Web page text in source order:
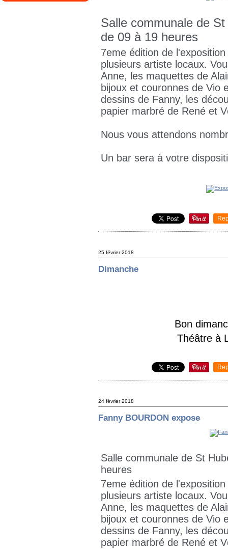
Salle communale de
de 09 à 19 heures
7eme édition de
plusieurs artiste locaux.
Anne, les maquettes de
bijoux et couronnes de Vio
dessins de Fanny, les
papier marbré de René et
Nous vous attendons
Un bar sera à votre
25 février 2018
Dimanche
Bon
Théâtre à
24 février 2018
Fanny BOURDON expose
Salle communale de St
heures
7eme édition de
plusieurs artiste locaux.
Anne, les maquettes de
bijoux et couronnes de Vio
dessins de Fanny, les
papier marbré de René et